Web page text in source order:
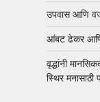
उपवास आणि
आंबट ढेकर आणि
वृद्धांनी
स्थिर मनासाठी